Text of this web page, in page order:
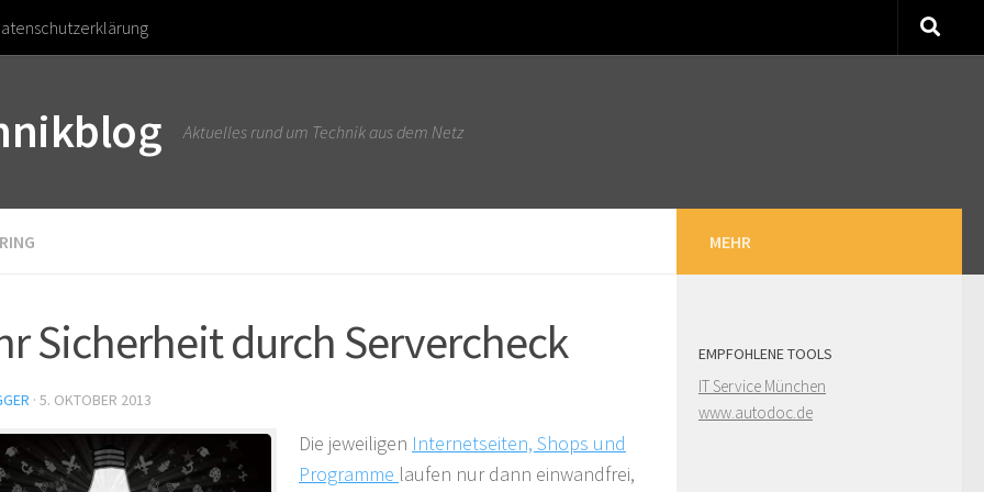
Aktuelles rund um Technik aus dem Netz
Sicherheit durch Servercheck
· 5. OKTOBER 2013
Die jeweiligen Internetseiten, Shops und
Programme laufen nur dann einwandfrei,
MEHR
EMPFOHLENE TOOLS
IT Service München
www.autodoc.de